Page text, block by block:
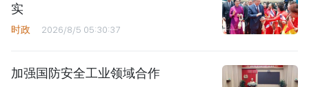
实
时政 2026/8/5 05:30:37
加强国防安全工业领域合作